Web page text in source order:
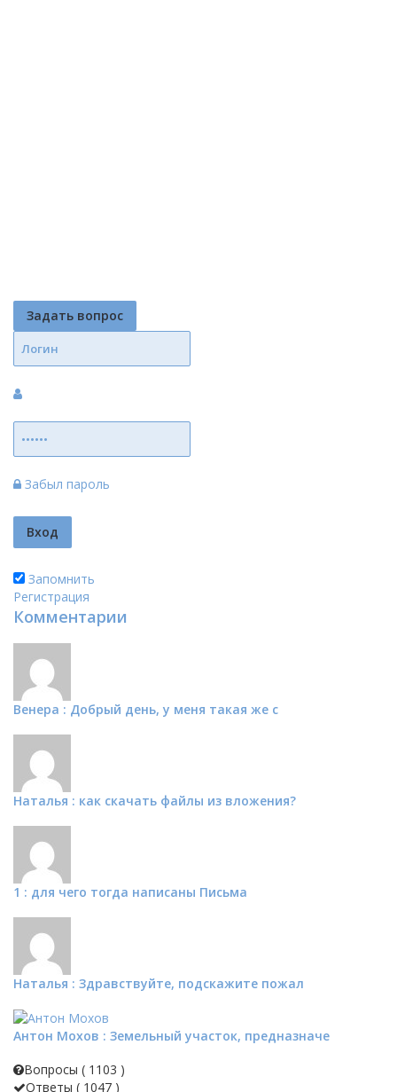
Задать вопрос
Забыл пароль
Запомнить
Регистрация
Комментарии
Венера : Добрый день, у меня такая же с
Наталья : как скачать файлы из вложения?
1 : для чего тогда написаны Письма
Наталья : Здравствуйте, подскажите пожал
Антон Мохов : Земельный участок, предназначе
Вопросы ( 1103 )
Ответы ( 1047 )